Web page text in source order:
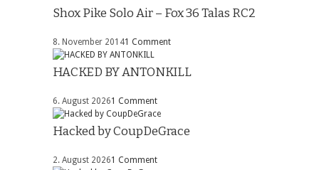
Shox Pike Solo Air – Fox 36 Talas RC2
8. November 20141 Comment
HACKED BY ANTONKILL
6. August 20261 Comment
Hacked by CoupDeGrace
2. August 20261 Comment